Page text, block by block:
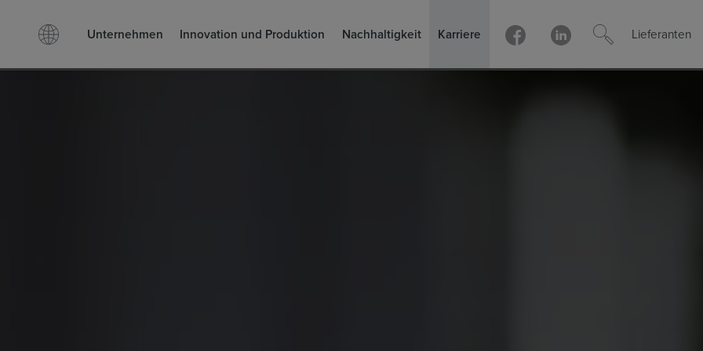
Unternehmen Innovation und Produktion Nachhaltigkeit
Karriere
Lieferanten